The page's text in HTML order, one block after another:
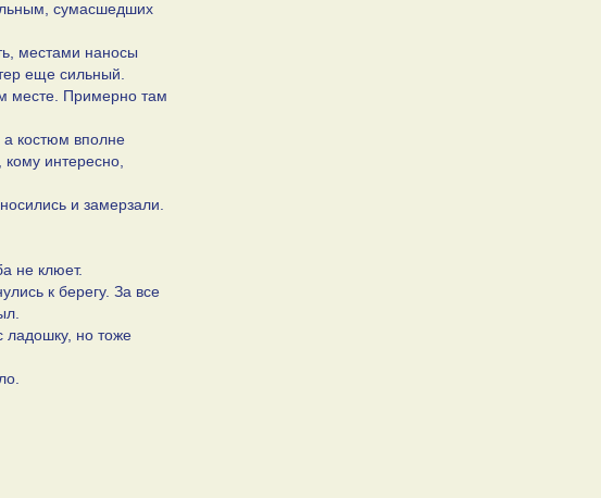
сумасшедших
местами наносы
еще сильный.
месте. Примерно там
а костюм вполне
интересно,
и замерзали.
не клюет.
к берегу. За все
ладошку, но тоже